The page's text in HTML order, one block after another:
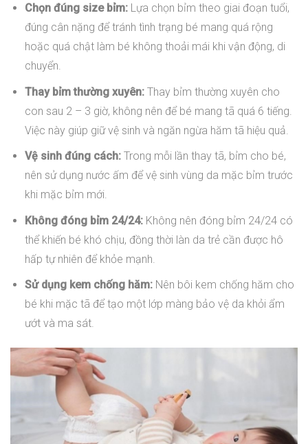
Chọn đúng size bỉm:Lựa chọn bỉm theo giai đoạn tuổi,
đúng cân nặng để tránh tình trạng bé mang quá rộng
hoặc quá chật làm bé không thoải mái khi vận động, di
chuyển.
Thay bỉm thường xuyên:Thay bỉm thường xuyên cho
con sau 2 – 3 giờ, không nên để bé mang tã quá 6 tiếng.
Việc này giúp giữ vệ sinh và ngăn ngừa hăm tã hiệu quả.
Vệ sinh đúng cách:Trong mỗi lần thay tã, bỉm cho bé,
nên sử dụng nước ấm để vệ sinh vùng da mặc bỉm trước
khi mặc bỉm mới.
Không đóng bỉm 24/24:Không nên đóng bỉm 24/24 có
thể khiến bé khó chịu, đồng thời làn da trẻ cần được hô
hấp tự nhiên để khỏe mạnh.
Sử dụng kem chống hăm:Nên bôi kem chống hăm cho
bé khi mặc tã để tạo một lớp màng bảo vệ da khỏi ẩm
ướt và ma sát.